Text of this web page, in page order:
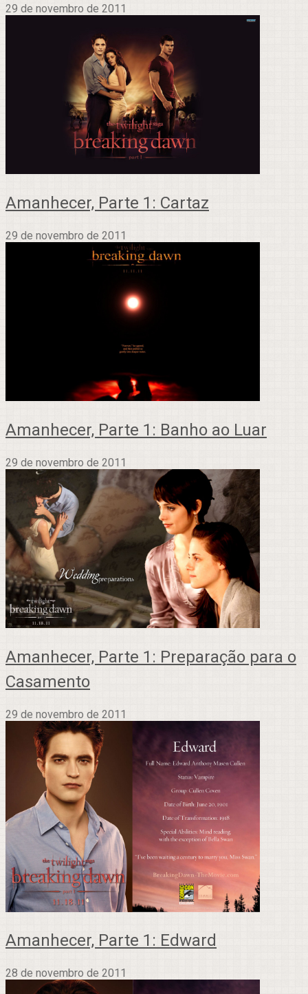
29 de novembro de 2011
Amanhecer, Parte 1: Cartaz
29 de novembro de 2011
Amanhecer, Parte 1: Banho ao Luar
29 de novembro de 2011
Amanhecer, Parte 1: Preparação para o
Casamento
29 de novembro de 2011
Amanhecer, Parte 1: Edward
28 de novembro de 2011